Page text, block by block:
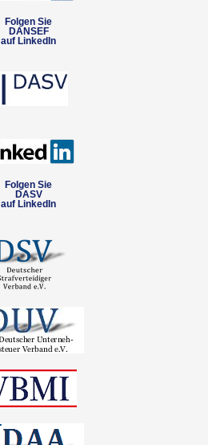
Folgen Sie
DANSEF
auf LinkedIn
Folgen Sie
DASV
auf LinkedIn